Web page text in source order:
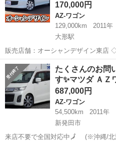
170,000円
AZ-ワゴン
129,000km
2011年
大形駅
販売店舗：オーシャンデザイン東店 ◇ ◇ ◇ 仕様・装備 ◇ ◇ ◇ ■メ
ーカー：マツダ ■ 車種名：AZ-ワゴ
し ■ 年式(年): 2011年 ■ 走行距...
新潟 新潟市 大形駅 AZ-ワ
たくさんのお問
す✨マツダ Ａ
687,000円
AZ-ワゴン
54,500km
2011年
新発田市
来店不要で全国対応中🗾 (※沖縄/北